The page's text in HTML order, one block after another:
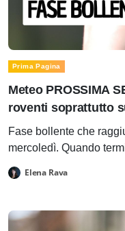
Prima Pagina
Meteo PROSSIMA
roventi soprattutto
Fase bollente che
mercoledì. Quando
Elena Rava